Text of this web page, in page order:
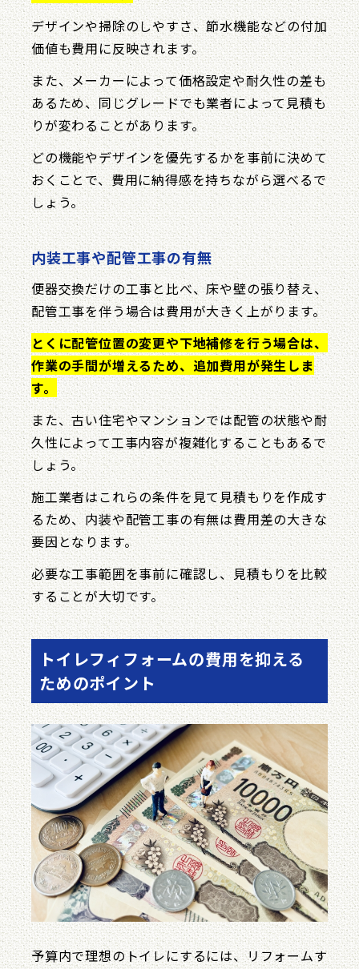
デザインや掃除のしやすさ、節水機能などの付加
価値も費用に反映されます。
また、メーカーによって価格設定や耐久性の差も
あるため、同じグレードでも業者によって見積も
りが変わることがあります。
どの機能やデザインを優先するかを事前に決めて
おくことで、費用に納得感を持ちながら選べるで
しょう。
内装工事や配管工事の有無
便器交換だけの工事と比べ、床や壁の張り替え、
配管工事を伴う場合は費用が大きく上がります。
とくに配管位置の変更や下地補修を行う場合は、
作業の手間が増えるため、追加費用が発生しま
す。
また、古い住宅やマンションでは配管の状態や耐
久性によって工事内容が複雑化することもあるで
しょう。
施工業者はこれらの条件を見て見積もりを作成す
るため、内装や配管工事の有無は費用差の大きな
要因となります。
必要な工事範囲を事前に確認し、見積もりを比較
することが大切です。
トイレフィフォームの費用を抑える
ためのポイント
予算内で理想のトイレにするには、リフォームす